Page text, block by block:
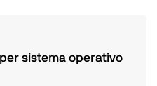
sistema operativo